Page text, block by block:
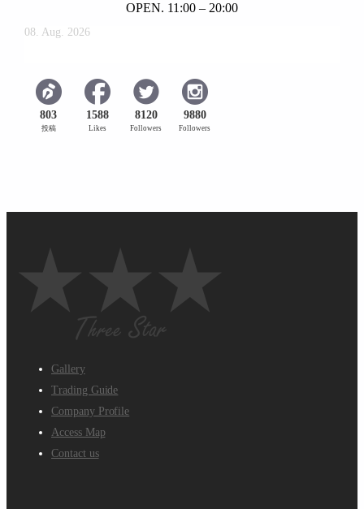
OPEN. 11:00 – 20:00
08. Aug. 2026
803
投稿
1588
Likes
8120
Followers
9880
Followers
Gallery
Trading Guide
Company Profile
Access Map
Contact us